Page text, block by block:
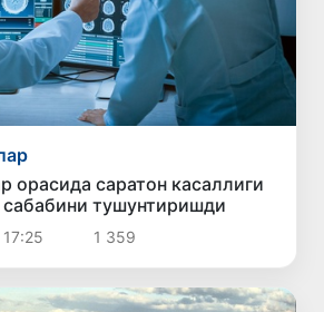
орасида саратон касаллиги
сабабини тушунтиришди
1 359